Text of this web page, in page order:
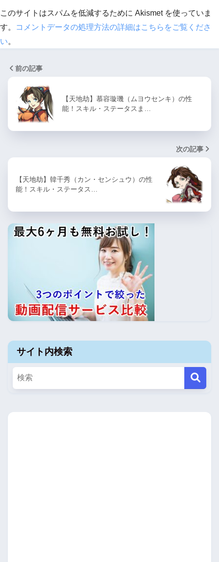
このサイトはスパムを低減するために Akismet を使っていま
す。
コメントデータの処理方法の詳細はこちらをご覧くださ
い。
前の記事
【天地劫】慕容璇璣（ムヨウセンキ）の性
能！スキル・ステータスま…
次の記事
【天地劫】韓千秀（カン・センシュウ）の性
能！スキル・ステータス…
サイト内検索